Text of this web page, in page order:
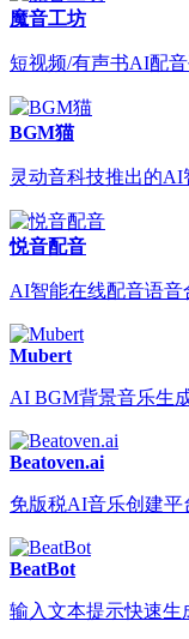
魔音工坊
短视频/有声书AI配
BGM猫
灵动音科技推出的
悦音配音
AI智能在线配音语音
Mubert
AI BGM背景音乐生
Beatoven.ai
免版税AI音乐创建平
BeatBot
输入文本提示快速生